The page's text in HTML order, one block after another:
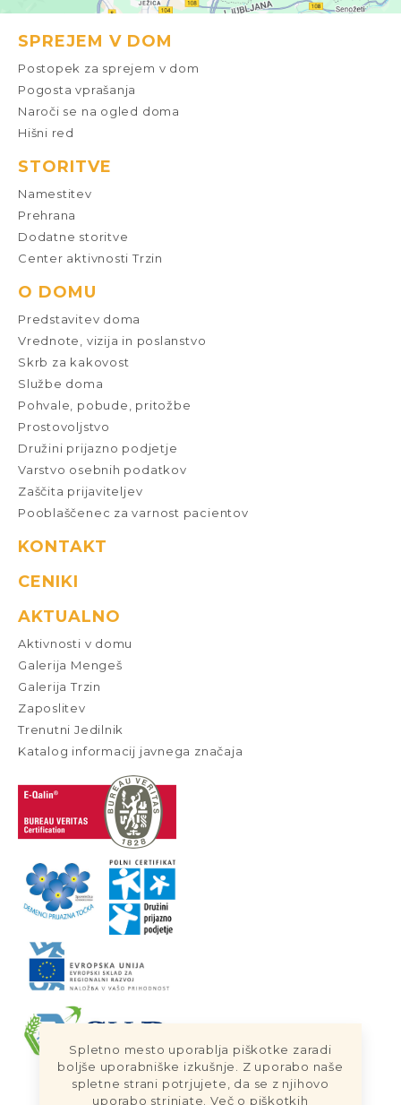
SPREJEM V DOM
Postopek za sprejem v dom
Pogosta vprašanja
Naroči se na ogled doma
Hišni red
STORITVE
Namestitev
Prehrana
Dodatne storitve
Center aktivnosti Trzin
O DOMU
Predstavitev doma
Vrednote, vizija in poslanstvo
Skrb za kakovost
Službe doma
Pohvale, pobude, pritožbe
Prostovoljstvo
Družini prijazno podjetje
Varstvo osebnih podatkov
Zaščita prijaviteljev
Pooblaščenec za varnost pacientov
KONTAKT
CENIKI
AKTUALNO
Aktivnosti v domu
Galerija Mengeš
Galerija Trzin
Zaposlitev
Trenutni Jedilnik
Katalog informacij javnega značaja
Spletno mesto uporablja piškotke zaradi
boljše uporabniške izkušnje. Z uporabo naše
spletne strani potrjujete, da se z njihovo
uporabo strinjate.Več o piškotkih